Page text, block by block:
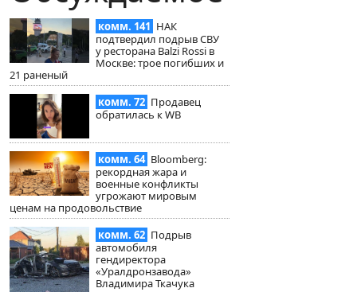
комм. 141 НАК
подтвердил подрыв СВУ
у ресторана Balzi Rossi в
Москве: трое погибших и
21 раненый
комм. 72 Продавец
обратилась к WB
комм. 64 Bloomberg:
рекордная жара и
военные конфликты
угрожают мировым
ценам на продовольствие
комм. 62 Подрыв
автомобиля
гендиректора
«Уралдронзавода»
Владимира Ткачука